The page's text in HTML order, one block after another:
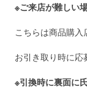
※ご来店が難しい
こちらは商品購入
お引き取り時に応
※引換時に裏面に